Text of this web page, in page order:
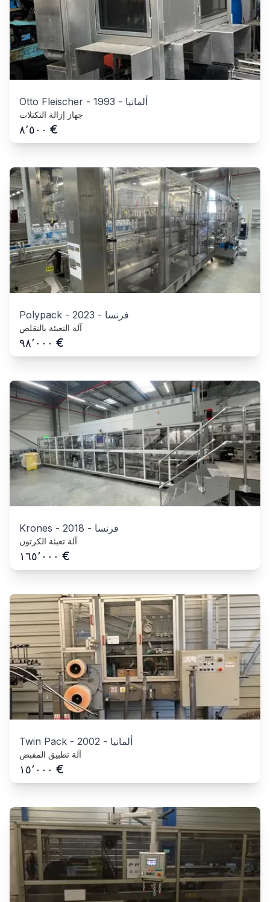
Otto Fleischer - 1993 - ألمانيا
جهاز إزالة التكتلات
٨٬٥٠٠ €
Polypack - 2023 - فرنسا
آلة التعبئة بالتقلص
٩٨٬٠٠٠ €
Krones - 2018 - فرنسا
آلة تعبئة الكرتون
١٦٥٬٠٠٠ €
Twin Pack - 2002 - ألمانيا
آلة تطبيق المقبض
١٥٬٠٠٠ €